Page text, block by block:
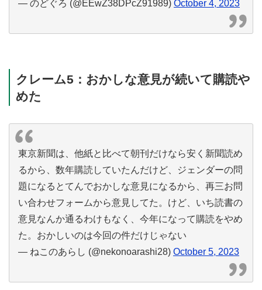
— のどぐろ (@EEwZ38DPcZ91989) October 4, 2023
クレーム5：おかしな意見が続いて購読や
めた
東京新聞は、他紙と比べて朝刊だけなら安く新聞読め
るから、数年購読していたんだけど、ジェンダーの問
題になるとてんでおかしな意見になるから、再三お問
い合わせフォームから意見してた。けど、いち読書の
意見なんか通るわけもなく、今年になって購読をやめ
た。おかしいのは今回の件だけじゃない
— ねこのあらし (@nekonoarashi28) October 5, 2023